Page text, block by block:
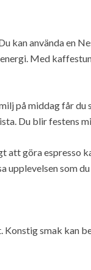
kan använda en
Med
på middag får
Du blir festens
att göra espresso
upplevelsen som
Konstig smak kan